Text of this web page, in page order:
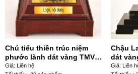
Chú tiểu thiền trúc niệm
phước lành dát vàng TMV-
11
Giá: Liên hệ
Chậu
dát
09
Giá: Liên